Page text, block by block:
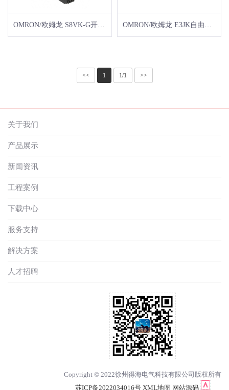
<< 1 1/1 >>
关于我们
产品展示
新闻资讯
工程案例
下载中心
服务支持
解决方案
人才招聘
Copyright © 2022徐州得海电气科技有限公司版权所有
苏ICP备2022034016号 XML地图 网站源码